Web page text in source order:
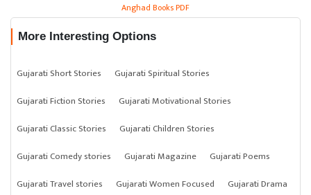
Anghad Books PDF
More Interesting Options
Gujarati Short Stories
Gujarati Spiritual Stories
Gujarati Fiction Stories
Gujarati Motivational Stories
Gujarati Classic Stories
Gujarati Children Stories
Gujarati Comedy stories
Gujarati Magazine
Gujarati Poems
Gujarati Travel stories
Gujarati Women Focused
Gujarati Drama